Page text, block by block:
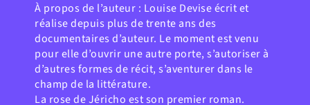
À propos de l’auteur : Louise Devise écrit et
réalise depuis plus de trente ans des
documentaires d’auteur. Le moment est venu
pour elle d’ouvrir une autre porte, s’autoriser à
d’autres formes de récit, s’aventurer dans le
champ de la littérature.
La rose de Jéricho est son premier roman.